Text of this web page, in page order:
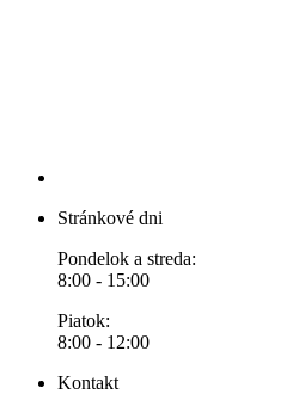
Stránkové dni
Pondelok a streda:
8:00 - 15:00
Piatok:
8:00 - 12:00
Kontakt